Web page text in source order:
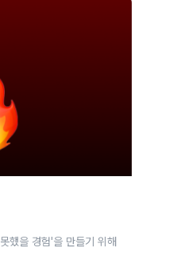
했을 경험'을 만들기 위해